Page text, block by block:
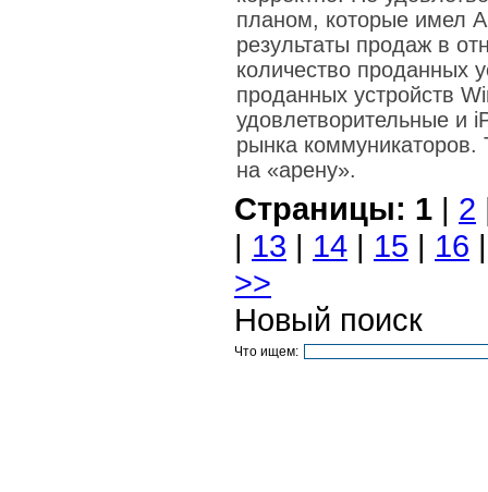
планом, которые имел
результаты продаж в
количество проданных
проданных устройств
удовлетворительные и
рынка коммуникаторов.
на «арену».
Страницы: 1 | 2
| 13 | 14 | 15 | 16
>>
Новый поиск
Что ищем: